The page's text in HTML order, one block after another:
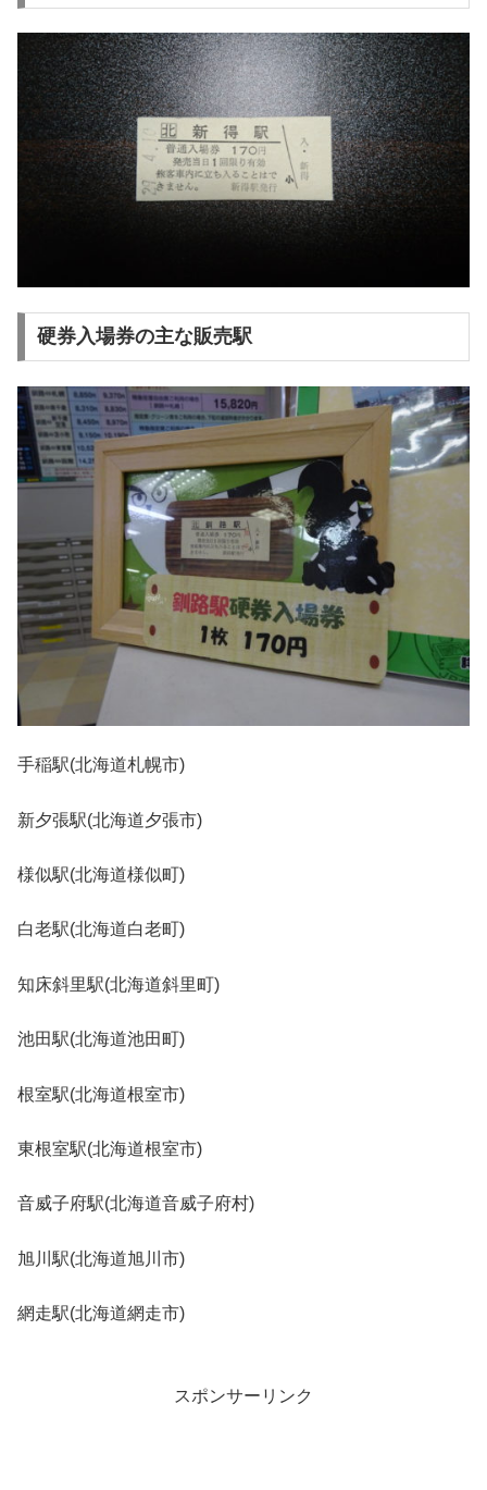
硬券入場券の主な販売駅
手稲駅(北海道札幌市)
新夕張駅(北海道夕張市)
様似駅(北海道様似町)
白老駅(北海道白老町)
知床斜里駅(北海道斜里町)
池田駅(北海道池田町)
根室駅(北海道根室市)
東根室駅(北海道根室市)
音威子府駅(北海道音威子府村)
旭川駅(北海道旭川市)
網走駅(北海道網走市)
スポンサーリンク